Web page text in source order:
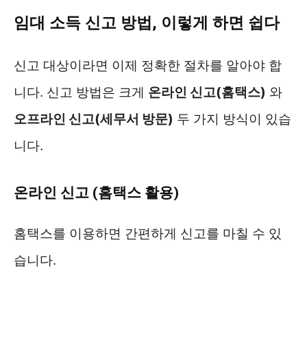
임대 소득 신고 방법, 이렇게 하면 쉽다
신고 대상이라면 이제 정확한 절차를 알아야 합
니다. 신고 방법은 크게 온라인 신고(홈택스) 와
오프라인 신고(세무서 방문) 두 가지 방식이 있습
니다.
온라인 신고 (홈택스 활용)
홈택스를 이용하면 간편하게 신고를 마칠 수 있
습니다.